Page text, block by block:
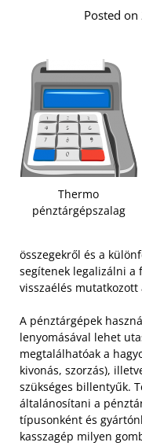
Posted
Thermo
pénztárgépszalag
összegekről és a
segítenek legalizálni a
visszaélés mutatkozott
A pénztárgépek
lenyomásával lehet
megtalálhatóak a
kivonás, szorzás),
szükséges billentyűk.
általánosítani a
típusonként és
kasszagép milyen